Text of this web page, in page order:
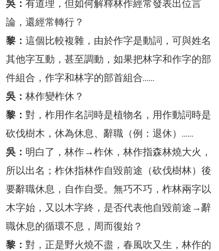
吳： 有道理，但如何解釋林作經常發表出位言
論，還經常轉行？
黎： 這個比較複雜，由於作字是動詞，可與姓名
其他字互動，甚至調動，如果把林字和作字的部
件組合，作字和林字的部首組合……
吳： 林作變柞休？
黎： 對，柞用作名詞時是植物名，用作動詞時是
砍伐樹木，休為休息、辭職（例：退休）……
吳： 明白了，林作→柞休，林作指森林燒大火，
所以出名；柞休指林作自毀前途（砍伐樹林）後
要辭職休息，自作自受。無巧不巧，柞林兩字以
木字始，又以木字終，是否代表他自毀前途→辭
職休息的循環不息，周而復始？
黎： 對，正是野火燒不盡，春風吹又生，林作的